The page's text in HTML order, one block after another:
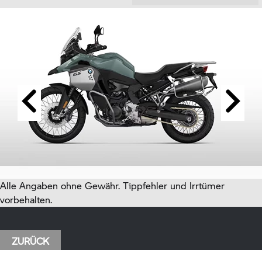
Alle Angaben ohne Gewähr. Tippfehler und Irrtümer
vorbehalten.
ZURÜCK